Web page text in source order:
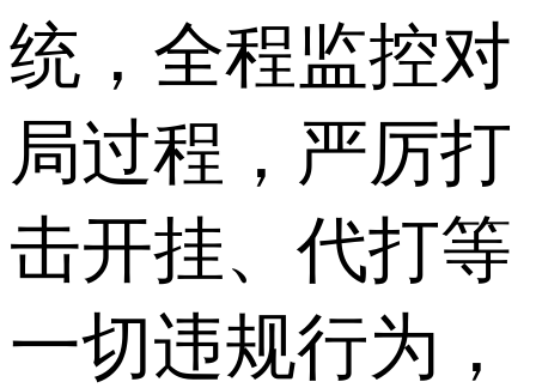
统，全程监控对
局过程，严厉打
击开挂、代打等
一切违规行为，